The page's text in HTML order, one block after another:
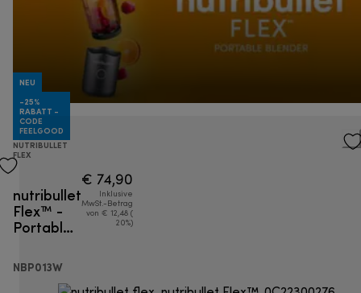
NEU
-25%
RABATT -
CODE
FEELGOOD
NUTRIBULLET
FLEX
nutribullet
Flex™ -
Portable
NBP013W
€ 74,90
Inklusive
MwSt.-Betrag
von € 12,48 (
20%)